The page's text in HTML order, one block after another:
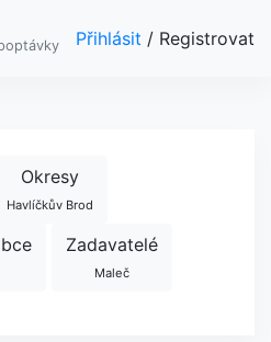
Přihlásit / Registrovat
Okresy
Havlíčkův Brod
Zadavatelé
Maleč